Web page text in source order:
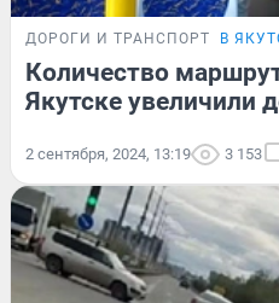
ДОРОГИ И ТРАНСПОРТ В
Количество
Якутске увеличили
2 сентября, 2024, 13:19 3 153